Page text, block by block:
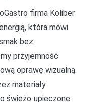
firma Koliber
która mówi
bez
przyjemność
oprawę wizualną.
materiały
świeżo upieczone